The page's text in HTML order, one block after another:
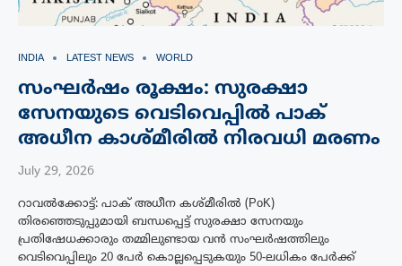
INDIA LATEST NEWS WORLD
സംഘർഷം രൂക്ഷം: സുരക്ഷാ
സേനയുടെ വെടിവെപ്പിൽ പാക്
അധീന കാശ്മീരിൽ നിരവധി മരണം
July 29, 2026
റാവൽക്കോട്ട്: പാക് അധീന കശ്മീരിൽ (PoK)
തിരഞ്ഞെടുപ്പുമായി ബന്ധപ്പെട്ട് സുരക്ഷാ സേനയും
പ്രതിഷേധക്കാരും തമ്മിലുണ്ടായ വൻ സംഘർഷത്തിലും
വെടിവെപ്പിലും 20 പേർ കൊല്ലപ്പെടുകയും 50-ലധികം പേർക്ക്